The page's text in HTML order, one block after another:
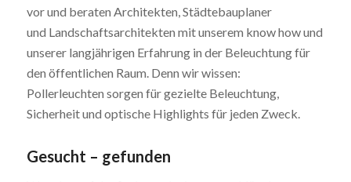
vor und beraten Architekten, Städtebauplaner
und Landschaftsarchitekten mit unserem know how und
unserer langjährigen Erfahrung in der Beleuchtung für
den öffentlichen Raum. Denn wir wissen:
Pollerleuchten sorgen für gezielte Beleuchtung,
Sicherheit und optische Highlights für jeden Zweck.
Gesucht – gefunden